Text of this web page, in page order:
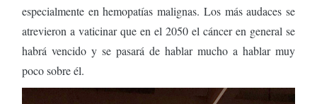
especialmente en hemopatías malignas. Los más audaces se
atrevieron a vaticinar que en el 2050 el cáncer en general se
habrá vencido y se pasará de hablar mucho a hablar muy
poco sobre él.